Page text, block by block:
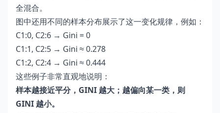
全混合。
图中还用不同的样本分布展示了这一变化规律，例如：
C1:0, C2:6 → Gini = 0
C1:1, C2:5 → Gini ≈ 0.278
C1:2, C2:4 → Gini ≈ 0.444
这些例子非常直观地说明：
样本越接近平分，GINI 越大；越偏向某一类，则
GINI 越小。